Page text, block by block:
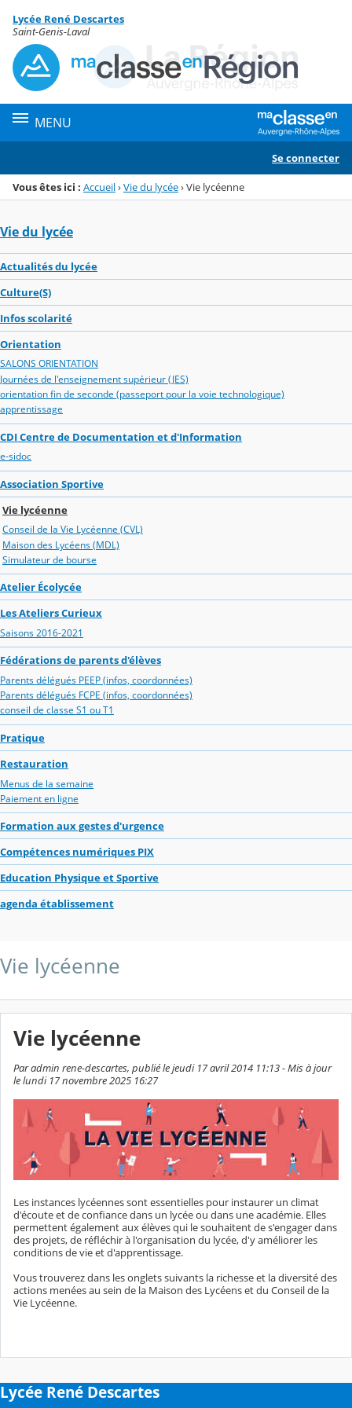
Menu de la rubrique
Contenu
Lycée René Descartes
Saint-Genis-Laval
MENU
Se connecter
Vous êtes ici : Accueil›Vie du lycée›Vie lycéenne
Vie du lycée
Actualités du lycée
Culture(S)
Infos scolarité
Orientation
SALONS ORIENTATION
Journées de l'enseignement supérieur (JES)
orientation fin de seconde (passeport pour la voie technologique)
apprentissage
CDI Centre de Documentation et d'Information
e-sidoc
Association Sportive
Vie lycéenne
Conseil de la Vie Lycéenne (CVL)
Maison des Lycéens (MDL)
Simulateur de bourse
Atelier Écolycée
Les Ateliers Curieux
Saisons 2016-2021
Fédérations de parents d'élèves
Parents délégués PEEP (infos, coordonnées)
Parents délégués FCPE (infos, coordonnées)
conseil de classe S1 ou T1
Pratique
Restauration
Menus de la semaine
Paiement en ligne
Formation aux gestes d'urgence
Compétences numériques PIX
Education Physique et Sportive
agenda établissement
Vie lycéenne
Vie lycéenne
Par admin rene-descartes, publié le jeudi 17 avril 2014 11:13 - Mis à jour
le lundi 17 novembre 2025 16:27
Les instances lycéennes sont essentielles pour instaurer un climat
d'écoute et de confiance dans un lycée ou dans une académie. Elles
permettent également aux élèves qui le souhaitent de s'engager dans
des projets, de réfléchir à l'organisation du lycée, d'y améliorer les
conditions de vie et d'apprentissage.
Vous trouverez dans les onglets suivants la richesse et la diversité des
actions menées au sein de la Maison des Lycéens et du Conseil de la
Vie Lycéenne.
Lycée René Descartes